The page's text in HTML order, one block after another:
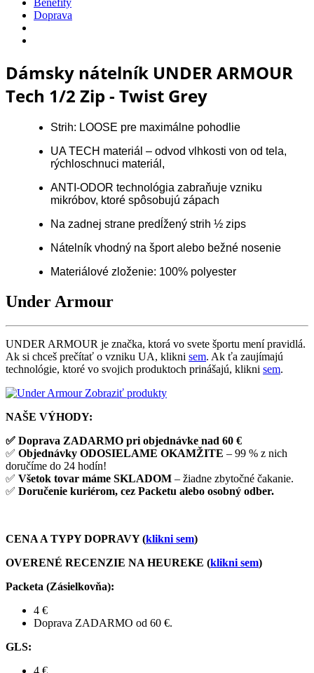
Benefity
Doprava
Dámsky nátelník UNDER ARMOUR
Tech 1/2 Zip - Twist Grey
Strih: LOOSE pre maximálne pohodlie
UA TECH materiál – odvod vlhkosti von od tela,
rýchloschnuci materiál,
ANTI-ODOR technológia zabraňuje vzniku
mikróbov, ktoré spôsobujú zápach
Na zadnej strane predĺžený strih ½ zips
Nátelník vhodný na šport alebo bežné nosenie
Materiálové zloženie: 100% polyester
Under Armour
UNDER ARMOUR je značka, ktorá vo svete športu mení pravidlá.
Ak si chceš prečítať o vzniku UA, klikni sem. Ak ťa zaujímajú
technológie, ktoré vo svojich produktoch prinášajú, klikni sem.
Zobraziť produkty
NAŠE VÝHODY:
✅ Doprava ZADARMO pri objednávke nad 60 €
✅ Objednávky ODOSIELAME OKAMŽITE – 99 % z nich
doručíme do 24 hodín!
✅ Všetok tovar máme SKLADOM – žiadne zbytočné čakanie.
✅ Doručenie kuriérom, cez Packetu alebo osobný odber.
CENA A TYPY DOPRAVY (klikni sem)
OVERENÉ RECENZIE NA HEUREKE (klikni sem)
Packeta (Zásielkovňa):
4 €
Doprava ZADARMO od 60 €.
GLS:
4 €